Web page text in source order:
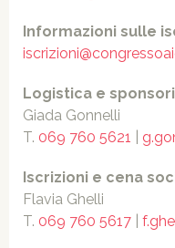
Informazioni sulle
Logistica e
Giada Gonnelli
T. 069 760 5621
Iscrizioni e cena
Flavia Ghelli
T. 069 760 5617